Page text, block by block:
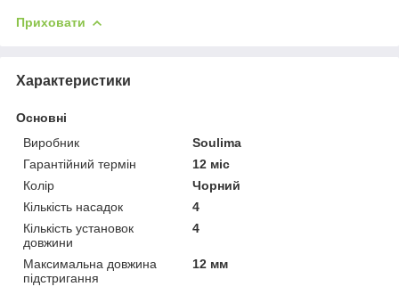
Приховати
Характеристики
Основні
Виробник
Soulima
Гарантійний термін
12 міс
Колір
Чорний
Кількість насадок
4
Кількість установок
довжини
4
Максимальна довжина
підстригання
12 мм